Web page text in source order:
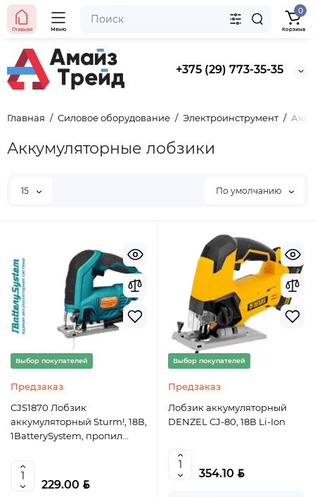
+375 (29) 773-35-35
Главная Меню
0
Корзина
Главная Силовое оборудование Электроинструмент
Аккумуляторные лобзики
15 По умолчанию
Выбор покупателей
Предзаказ
CJS1870 Лобзик
аккумуляторный Sturm!, 18В,
1BatterySystem, пропил
4603010114178 (CN), шт
229.00 BYN
Выбор покупателей
Предзаказ
Лобзик аккумуляторный
DENZEL CJ-80, 18В Li-Ion
354.10 BYN